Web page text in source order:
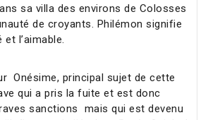
sa villa des environs de Colosses
de croyants. Philémon signifie
l’aimable.
Onésime, principal sujet de cette
qui a pris la fuite et est donc
sanctions mais qui est devenu